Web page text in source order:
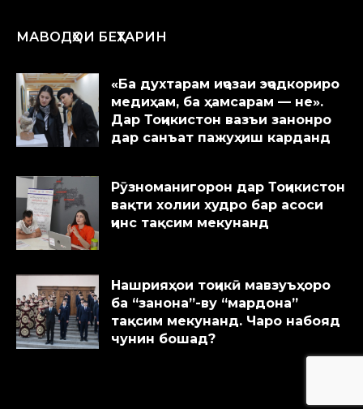
МАВОДҲОИ БЕҲТАРИН
«Ба духтарам иҷозаи эҷодкориро
медиҳам, ба ҳамсарам — не».
Дар Тоҷикистон вазъи занонро
дар санъат пажуҳиш карданд
Рӯзноманигорон дар Тоҷикистон
вақти холии худро бар асоси
ҷинс тақсим мекунанд
Нашрияҳои тоҷикӣ мавзуъҳоро
ба “занона”-ву “мардона”
тақсим мекунанд. Чаро набояд
чунин бошад?